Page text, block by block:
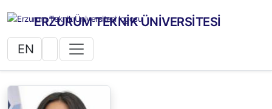
ERZURUM TEKNİK ÜNİVERSİTESİ
EN